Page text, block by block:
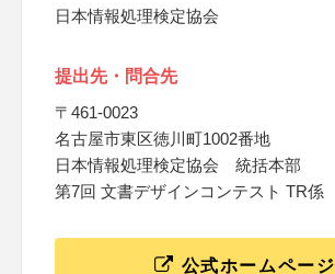
日本情報処理検定協会
提出先・問合先
〒461-0023
名古屋市東区徳川町1002番地
日本情報処理検定協会 統括本部
第7回 文書デザインコンテスト TR係
公式ホームページ